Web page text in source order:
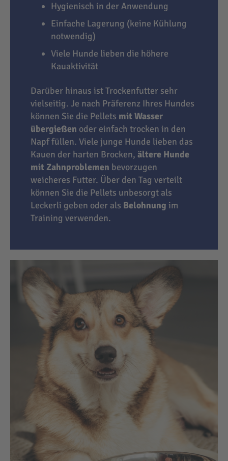
Hygienisch in der Anwendung
Einfache Lagerung (keine Kühlung
notwendig)
Viele Hunde lieben die höhere
Kauaktivität
Darüber hinaus ist Trockenfutter sehr
vielseitig. Je nach Präferenz Ihres Hundes
können Sie die Pellets mit Wasser
übergießen oder einfach trocken in den
Napf füllen. Viele junge Hunde lieben das
Kauen der harten Brocken, ältere Hunde
mit Zahnproblemen bevorzugen
weicheres Futter. Über den Tag verteilt
können Sie die Pellets unbesorgt als
Leckerli geben oder als Belohnung im
Training verwenden.